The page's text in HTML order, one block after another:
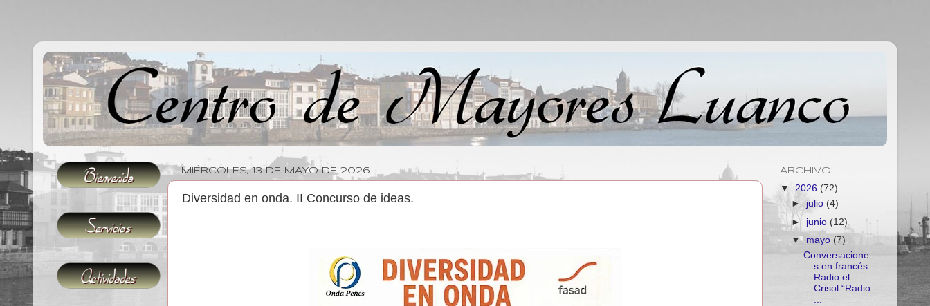
MIÉRCOLES, 13 DE MAYO DE 2026
Diversidad en onda. II Concurso de ideas.
ARCHIVO
▼ 2026 (72)
►julio (4)
► junio (12)
▼ mayo (7)
Conversacione
s en francés.
Radio el
Crisol “Radio
...